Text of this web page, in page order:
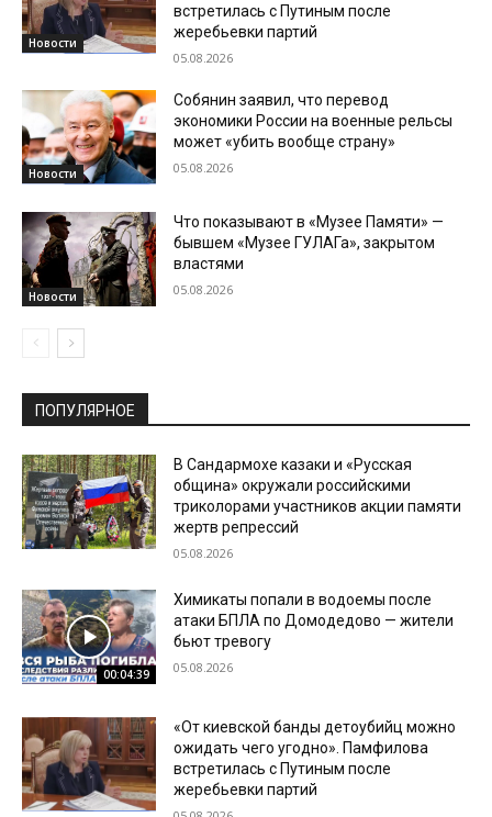
Новости
встретилась с Путиным после
жеребьевки партий
05.08.2026
Новости
Собянин заявил, что перевод
экономики России на военные рельсы
может «убить вообще страну»
05.08.2026
Новости
Что показывают в «Музее Памяти» —
бывшем «Музее ГУЛАГа», закрытом
властями
05.08.2026
ПОПУЛЯРНОЕ
В Сандармохе казаки и «Русская
община» окружали российскими
триколорами участников акции памяти
жертв репрессий
05.08.2026
00:04:39
Химикаты попали в водоемы после
атаки БПЛА по Домодедово — жители
бьют тревогу
05.08.2026
«От киевской банды детоубийц можно
ожидать чего угодно». Памфилова
встретилась с Путиным после
жеребьевки партий